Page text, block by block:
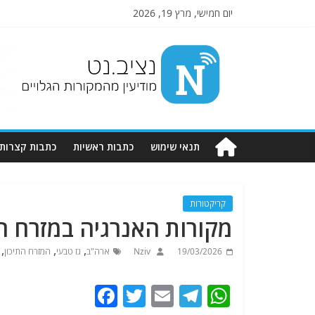
יום חמישי, מרץ 19, 2026
Nziv.net
מודיעין
מהמקורות
תנאי שימוש כתבות ראשיות כתבות קצרות
קריקטורות
מקורות האנרגיה
19/03/2026
Nziv ארה"ב, גז טבעי, המזרח התיכון,
W
T
E
T